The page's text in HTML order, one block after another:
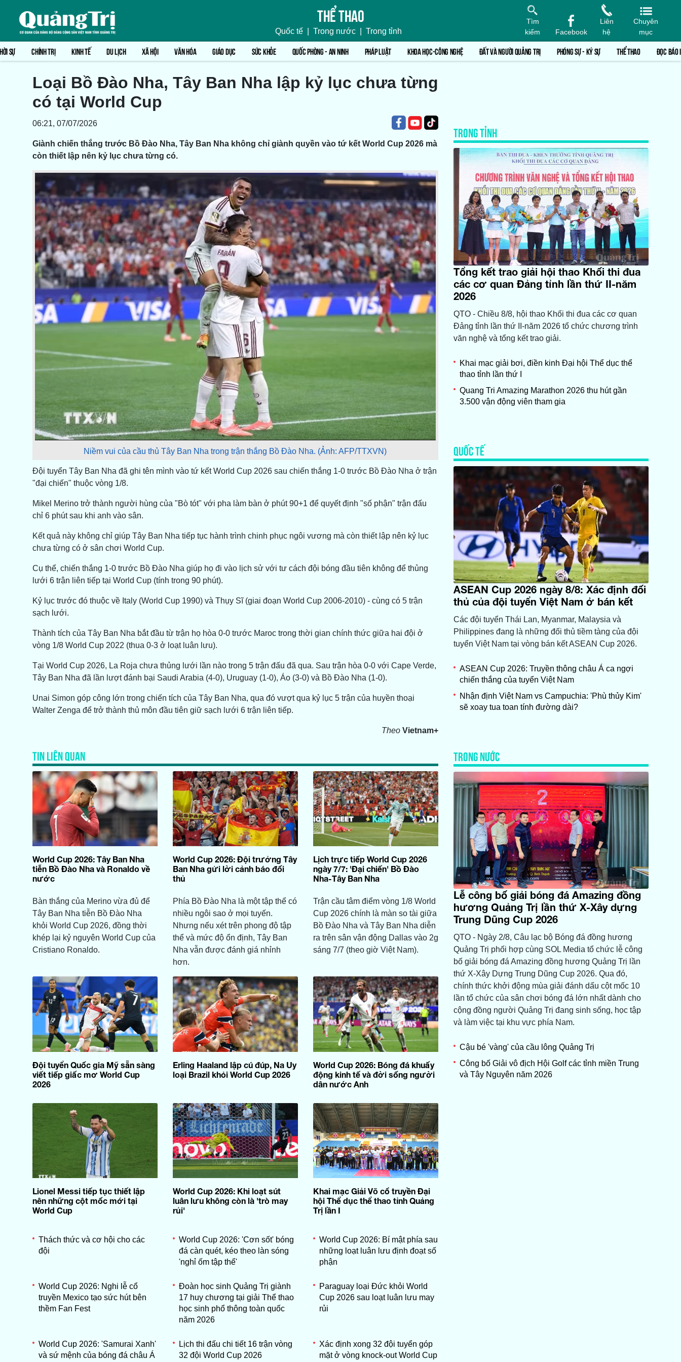
Thể thao
Quốc tế Trong nước Trong tỉnh
Tìm
kiếm
Facebook
Liên
hệ
Chuyên
mục
SỰ CHÍNH TRỊ KINH TẾ DU LỊCH XÃ HỘI VĂN HÓA GIÁO DỤC SỨC KHỎE QUỐC PHÒNG - AN NINH PHÁP LUẬT KHOA HỌC-CÔNG NGHỆ ĐẤT VÀ NGƯỜI QUẢNG TRỊ PHÓNG SỰ - KÝ SỰ THỂ THAO ĐỌC BÁO
Loại Bồ Đào Nha, Tây Ban Nha lập kỷ lục chưa từng
có tại World Cup
06:21, 07/07/2026
Giành chiến thắng trước Bồ Đào Nha, Tây Ban Nha không chỉ giành quyền vào tứ kết World Cup 2026 mà
còn thiết lập nên kỷ lục chưa từng có.
Niềm vui của cầu thủ Tây Ban Nha trong trận thắng Bồ Đào Nha. (Ảnh: AFP/TTXVN)
Đội tuyển Tây Ban Nha đã ghi tên mình vào tứ kết World Cup 2026 sau chiến thắng 1-0 trước Bồ Đào Nha ở trận
"đại chiến" thuộc vòng 1/8.
Mikel Merino trở thành người hùng của "Bò tót" với pha làm bàn ở phút 90+1 để quyết định "số phận" trận đấu
chỉ 6 phút sau khi anh vào sân.
Kết quả này không chỉ giúp Tây Ban Nha tiếp tục hành trình chinh phục ngôi vương mà còn thiết lập nên kỷ lục
chưa từng có ở sân chơi World Cup.
Cụ thể, chiến thắng 1-0 trước Bồ Đào Nha giúp họ đi vào lịch sử với tư cách đội bóng đầu tiên không để thủng
lưới 6 trận liên tiếp tại World Cup (tính trong 90 phút).
Kỷ lục trước đó thuộc về Italy (World Cup 1990) và Thụy Sĩ (giai đoạn World Cup 2006-2010) - cùng có 5 trận
sạch lưới.
Thành tích của Tây Ban Nha bắt đầu từ trận họ hòa 0-0 trước Maroc trong thời gian chính thức giữa hai đội ở
vòng 1/8 World Cup 2022 (thua 0-3 ở loạt luân lưu).
Tại World Cup 2026, La Roja chưa thủng lưới lần nào trong 5 trận đấu đã qua. Sau trận hòa 0-0 với Cape Verde,
Tây Ban Nha đã lần lượt đánh bại Saudi Arabia (4-0), Uruguay (1-0), Áo (3-0) và Bồ Đào Nha (1-0).
Unai Simon góp công lớn trong chiến tích của Tây Ban Nha, qua đó vượt qua kỷ lục 5 trận của huyền thoại
Walter Zenga để trở thành thủ môn đầu tiên giữ sạch lưới 6 trận liên tiếp.
TheoVietnam+
TIN LIÊN QUAN
World Cup 2026: Tây Ban Nha
tiễn Bồ Đào Nha và Ronaldo về
nước
Bàn thắng của Merino vừa đủ để
Tây Ban Nha tiễn Bồ Đào Nha
khỏi World Cup 2026, đồng thời
khép lại kỷ nguyên World Cup của
Cristiano Ronaldo.
World Cup 2026: Đội trưởng Tây
Ban Nha gửi lời cảnh báo đối
thủ
Phía Bồ Đào Nha là một tập thể có
nhiều ngôi sao ở mọi tuyến.
Nhưng nếu xét trên phong độ tập
thể và mức độ ổn định, Tây Ban
Nha vẫn được đánh giá nhỉnh
hơn.
Lịch trực tiếp World Cup 2026
ngày 7/7: 'Đại chiến' Bồ Đào
Nha-Tây Ban Nha
Trận cầu tâm điểm vòng 1/8 World
Cup 2026 chính là màn so tài giữa
Bồ Đào Nha và Tây Ban Nha diễn
ra trên sân vận động Dallas vào 2g
sáng 7/7 (theo giờ Việt Nam).
Đội tuyển Quốc gia Mỹ sẵn sàng
viết tiếp giấc mơ World Cup
2026
Erling Haaland lập cú đúp, Na Uy
loại Brazil khỏi World Cup 2026
World Cup 2026: Bóng đá khuấy
động kinh tế và đời sống người
dân nước Anh
Lionel Messi tiếp tục thiết lập
nên những cột mốc mới tại
World Cup
World Cup 2026: Khi loạt sút
luân lưu không còn là 'trò may
rủi'
Khai mạc Giải Võ cổ truyền Đại
hội Thể dục thể thao tỉnh Quảng
Trị lần I
Thách thức và cơ hội cho các
đội
World Cup 2026: 'Cơn sốt' bóng
đá càn quét, kéo theo làn sóng
'nghỉ ốm tập thể'
World Cup 2026: Bí mật phía sau
những loạt luân lưu định đoạt số
phận
World Cup 2026: Nghi lễ cổ
truyền Mexico tạo sức hút bên
thềm Fan Fest
Đoàn học sinh Quảng Trị giành
17 huy chương tại giải Thể thao
học sinh phổ thông toàn quốc
năm 2026
Paraguay loại Đức khỏi World
Cup 2026 sau loạt luân lưu may
rủi
World Cup 2026: 'Samurai Xanh'
và sứ mệnh của bóng đá châu Á
Lịch thi đấu chi tiết 16 trận vòng
32 đội World Cup 2026
Xác định xong 32 đội tuyển góp
mặt ở vòng knock-out World Cup
TRONG TỈNH
Tổng kết trao giải hội thao Khối thi đua
các cơ quan Đảng tỉnh lần thứ II-năm
2026
QTO - Chiều 8/8, hội thao Khối thi đua các cơ quan
Đảng tỉnh lần thứ II-năm 2026 tổ chức chương trình
văn nghệ và tổng kết trao giải.
Khai mạc giải bơi, điền kinh Đại hội Thể dục thể
thao tỉnh lần thứ I
Quang Tri Amazing Marathon 2026 thu hút gần
3.500 vận động viên tham gia
QUỐC TẾ
ASEAN Cup 2026 ngày 8/8: Xác định đối
thủ của đội tuyển Việt Nam ở bán kết
Các đội tuyển Thái Lan, Myanmar, Malaysia và
Philippines đang là những đối thủ tiềm tàng của đội
tuyển Việt Nam tại vòng bán kết ASEAN Cup 2026.
ASEAN Cup 2026: Truyền thông châu Á ca ngợi
chiến thắng của tuyển Việt Nam
Nhận định Việt Nam vs Campuchia: 'Phù thủy Kim'
sẽ xoay tua toan tính đường dài?
TRONG NƯỚC
Lễ công bố giải bóng đá Amazing đồng
hương Quảng Trị lần thứ X-Xây dựng
Trung Dũng Cup 2026
QTO - Ngày 2/8, Câu lạc bộ Bóng đá đồng hương
Quảng Trị phối hợp cùng SOL Media tổ chức lễ công
bố giải bóng đá Amazing đồng hương Quảng Trị lần
thứ X-Xây Dựng Trung Dũng Cup 2026. Qua đó,
chính thức khởi động mùa giải đánh dấu cột mốc 10
lần tổ chức của sân chơi bóng đá lớn nhất dành cho
cộng đồng người Quảng Trị đang sinh sống, học tập
và làm việc tại khu vực phía Nam.
Cậu bé 'vàng' của cầu lông Quảng Trị
Công bố Giải vô địch Hội Golf các tỉnh miền Trung
và Tây Nguyên năm 2026